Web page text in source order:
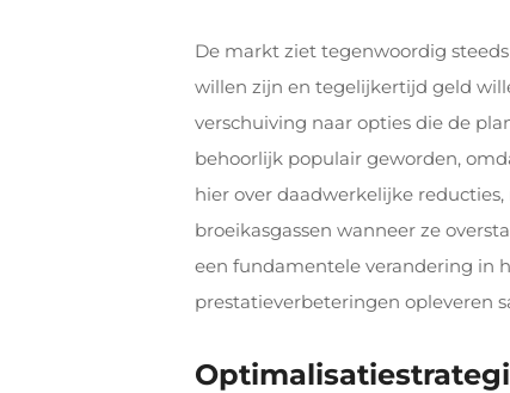
De markt ziet tegenwoordig
willen zijn en tegelijkertijd geld
verschuiving naar opties die de
behoorlijk populair geworden,
hier over daadwerkelijke
broeikasgassen wanneer ze
een fundamentele verandering in
prestatieverbeteringen opleveren